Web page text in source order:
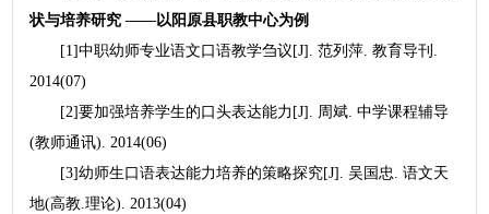
状与培养研究 ——以阳原县职教中心为例
[1]中职幼师专业语文口语教学刍议[J]. 范列萍. 教育导刊.
2014(07)
[2]要加强培养学生的口头表达能力[J]. 周斌. 中学课程辅导
(教师通讯). 2014(06)
[3]幼师生口语表达能力培养的策略探究[J]. 吴国忠. 语文天
地(高教.理论). 2013(04)